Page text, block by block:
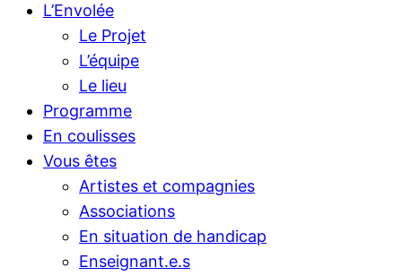
L’Envolée
Le Projet
L’équipe
Le lieu
Programme
En coulisses
Vous êtes
Artistes et compagnies
Associations
En situation de handicap
Enseignant.e.s